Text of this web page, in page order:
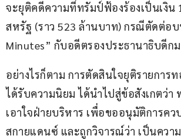
จะยุติคดีความที่ทรัมป์ฟ้องร้องเป็นเงิน
สหรัฐ (ราว 523 ล้านบาท) กรณีตัดต่อ
Minutes” กับอดีตรองประธานาธิบดีก
อย่างไรก็ตาม การตัดสินใจยุติรายการ
ได้รับความนิยม ได้นำไปสู่ข้อสังเกตว่า
เอาใจฝ่ายบริหาร เพื่อขออนุมัติการคว
สกายแดนซ์ และถูกวิจารณ์ว่า เป็นควา